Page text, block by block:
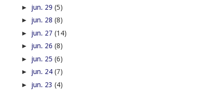
► jun. 29 (5)
► jun. 28 (8)
► jun. 27 (14)
► jun. 26 (8)
► jun. 25 (6)
► jun. 24 (7)
► jun. 23 (4)